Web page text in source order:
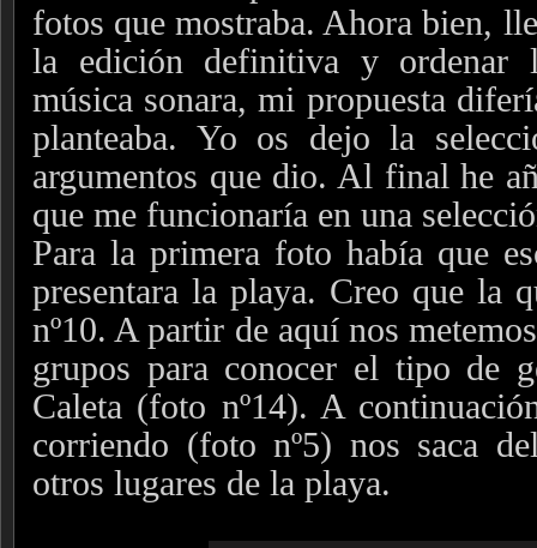
fotos que mostraba. Ahora bien,
la edición definitiva y ordenar
música sonara, mi propuesta
planteaba. Yo os dejo la
argumentos que dio. Al final he
que me funcionaría en una
Para la primera foto había que
presentara la playa. Creo que la
nº10. A partir de aquí nos
grupos para conocer el tipo de
Caleta (foto nº14). A
corriendo (foto nº5) nos saca
otros lugares de la playa.